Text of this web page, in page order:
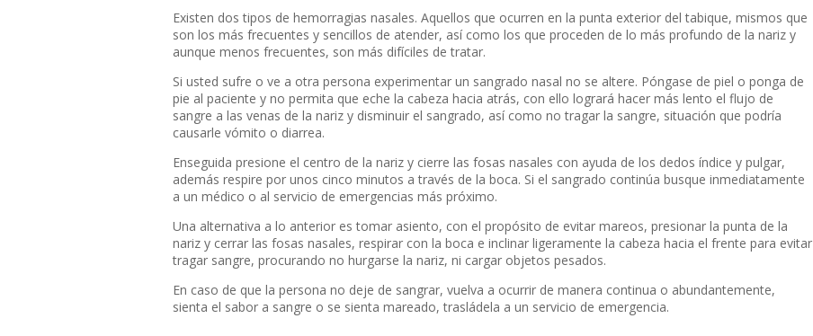
Existen dos tipos de hemorragias nasales. Aquellos que ocurren en la punta exterior del tabique, mismos que
son los más frecuentes y sencillos de atender, así como los que proceden de lo más profundo de la nariz y
aunque menos frecuentes, son más difíciles de tratar.
Si usted sufre o ve a otra persona experimentar un sangrado nasal no se altere. Póngase de piel o ponga de
pie al paciente y no permita que eche la cabeza hacia atrás, con ello logrará hacer más lento el flujo de
sangre a las venas de la nariz y disminuir el sangrado, así como no tragar la sangre, situación que podría
causarle vómito o diarrea.
Enseguida presione el centro de la nariz y cierre las fosas nasales con ayuda de los dedos índice y pulgar,
además respire por unos cinco minutos a través de la boca. Si el sangrado continúa busque inmediatamente
a un médico o al servicio de emergencias más próximo.
Una alternativa a lo anterior es tomar asiento, con el propósito de evitar mareos, presionar la punta de la
nariz y cerrar las fosas nasales, respirar con la boca e inclinar ligeramente la cabeza hacia el frente para evitar
tragar sangre, procurando no hurgarse la nariz, ni cargar objetos pesados.
En caso de que la persona no deje de sangrar, vuelva a ocurrir de manera continua o abundantemente,
sienta el sabor a sangre o se sienta mareado, trasládela a un servicio de emergencia.